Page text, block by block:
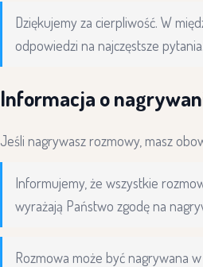
Dziękujemy za cierpliwość. W
odpowiedzi na najczęstsze pytania.
Informacja o
Jeśli nagrywasz rozmowy, masz
Informujemy, że wszystkie
wyrażają Państwo zgodę na
Rozmowa może być nagrywana